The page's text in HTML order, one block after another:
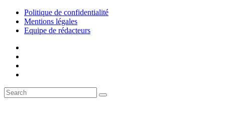
Politique de confidentialité
Mentions légales
Equipe de rédacteurs